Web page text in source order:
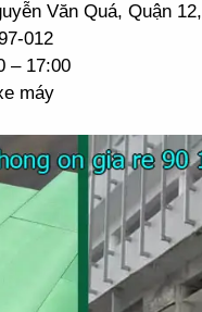
Văn Quá, Quận 12,
012
– 17:00
máy